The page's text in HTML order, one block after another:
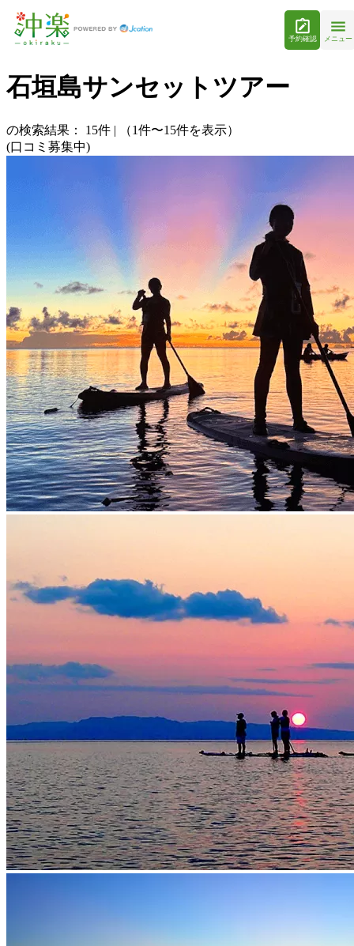
予約確認 メニュー
石垣島サンセットツアー
の検索結果： 15件 |
（1件〜15件を表示）
(口コミ募集中)